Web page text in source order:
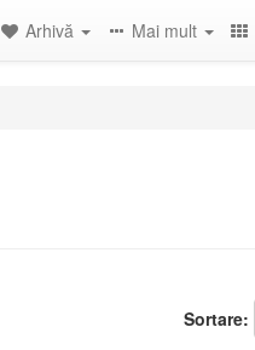
Arhivă Mai mult
Sortare: